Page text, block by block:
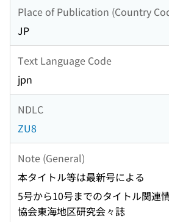
Place of Publication (Country
JP
Text Language Code
jpn
NDLC
ZU8
Note (General)
本タイトル等は最新号による
5号から10号までのタイトル関連
協会東海地区研究会々誌